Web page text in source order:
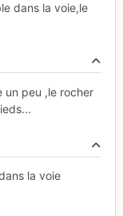
dans la voie,le
un peu ,le rocher
la voie